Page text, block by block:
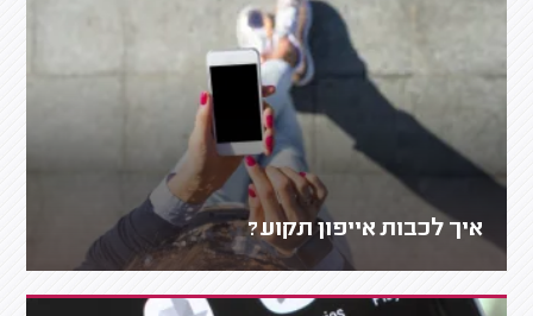
איך לכבות אייפון תקוע?